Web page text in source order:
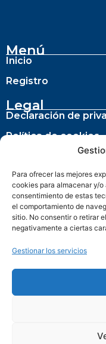
Para ofrecer las mejores
cookies para almacenar y/
consentimiento de estas
el comportamiento de
sitio. No consentir o retirar
negativamente a ciertas
Gestionar los servicios
Menú
Inicio
Registro
Legal
Declaración de
Política de cookies
Formación y Trabajo